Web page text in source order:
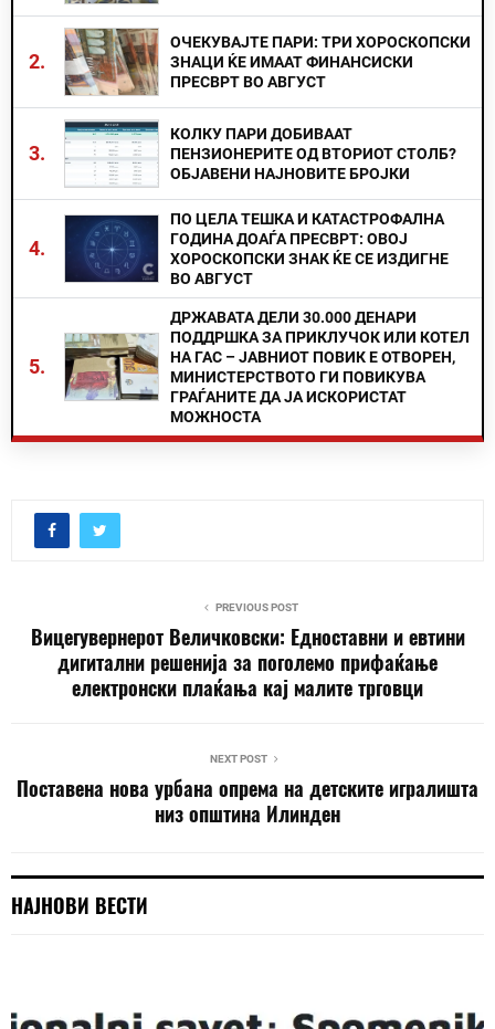
2.
ОЧЕКУВАЈТЕ ПАРИ: ТРИ ХОРОСКОПСКИ
ЗНАЦИ ЌЕ ИМААТ ФИНАНСИСКИ
ПРЕСВРТ ВО АВГУСТ
3.
КОЛКУ ПАРИ ДОБИВААТ
ПЕНЗИОНЕРИТЕ ОД ВТОРИОТ СТОЛБ?
ОБЈАВЕНИ НАЈНОВИТЕ БРОЈКИ
4.
ПО ЦЕЛА ТЕШКА И КАТАСТРОФАЛНА
ГОДИНА ДОАЃА ПРЕСВРТ: ОВОЈ
ХОРОСКОПСКИ ЗНАК ЌЕ СЕ ИЗДИГНЕ
ВО АВГУСТ
5.
ДРЖАВАТА ДЕЛИ 30.000 ДЕНАРИ
ПОДДРШКА ЗА ПРИКЛУЧОК ИЛИ КОТЕЛ
НА ГАС – ЈАВНИОТ ПОВИК Е ОТВОРЕН,
МИНИСТЕРСТВОТО ГИ ПОВИКУВА
ГРАЃАНИТЕ ДА ЈА ИСКОРИСТАТ
МОЖНОСТА
PREVIOUS POST
Вицегувернерот Величковски: Eдноставни и евтини
дигитални решенија за поголемо прифаќање
електронски плаќања кај малите трговци
NEXT POST
Поставена нова урбана опрема на детските игралишта
низ општина Илинден
НАЈНОВИ ВЕСТИ